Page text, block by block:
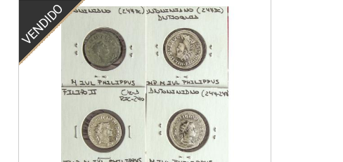
VENDIDO